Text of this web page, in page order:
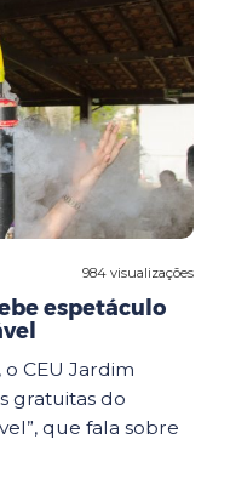
984 visualizações
espetáculo
CEU Jardim
gratuitas do
que fala sobre